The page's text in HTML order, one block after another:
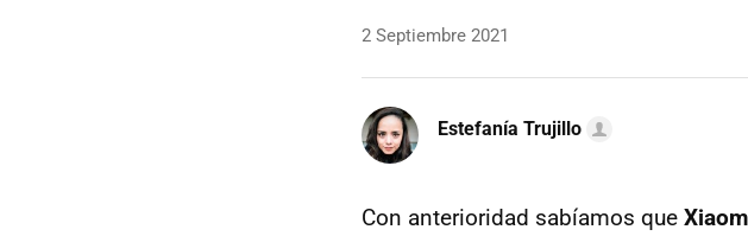
2 Septiembre 2021
Estefanía Trujillo
Con anterioridad sabíamos que